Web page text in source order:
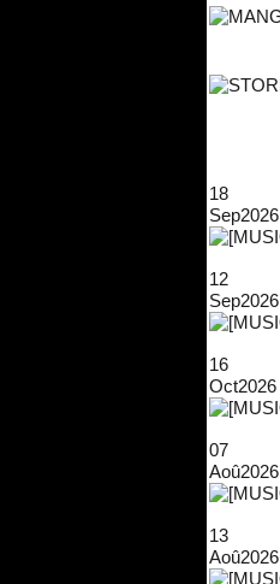
18
Sep2026
12
Sep2026
16
Oct2026
07
Aoû2026
13
Aoû2026